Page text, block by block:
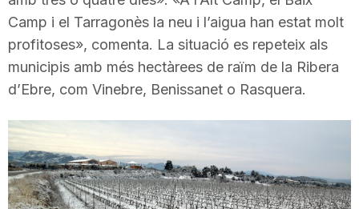
o
a
Camp i el Tarragonès la neu i l’aigua han estat molt
profitoses», comenta. La situació es repeteix als
municipis amb més hectàrees de raïm de la Ribera
d’Ebre, com Vinebre, Benissanet o Rasquera.